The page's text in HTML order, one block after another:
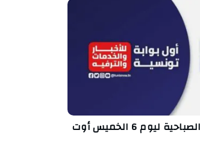
تونس الآن/ النشرة الصباحية ليوم 6 الخميس أوت